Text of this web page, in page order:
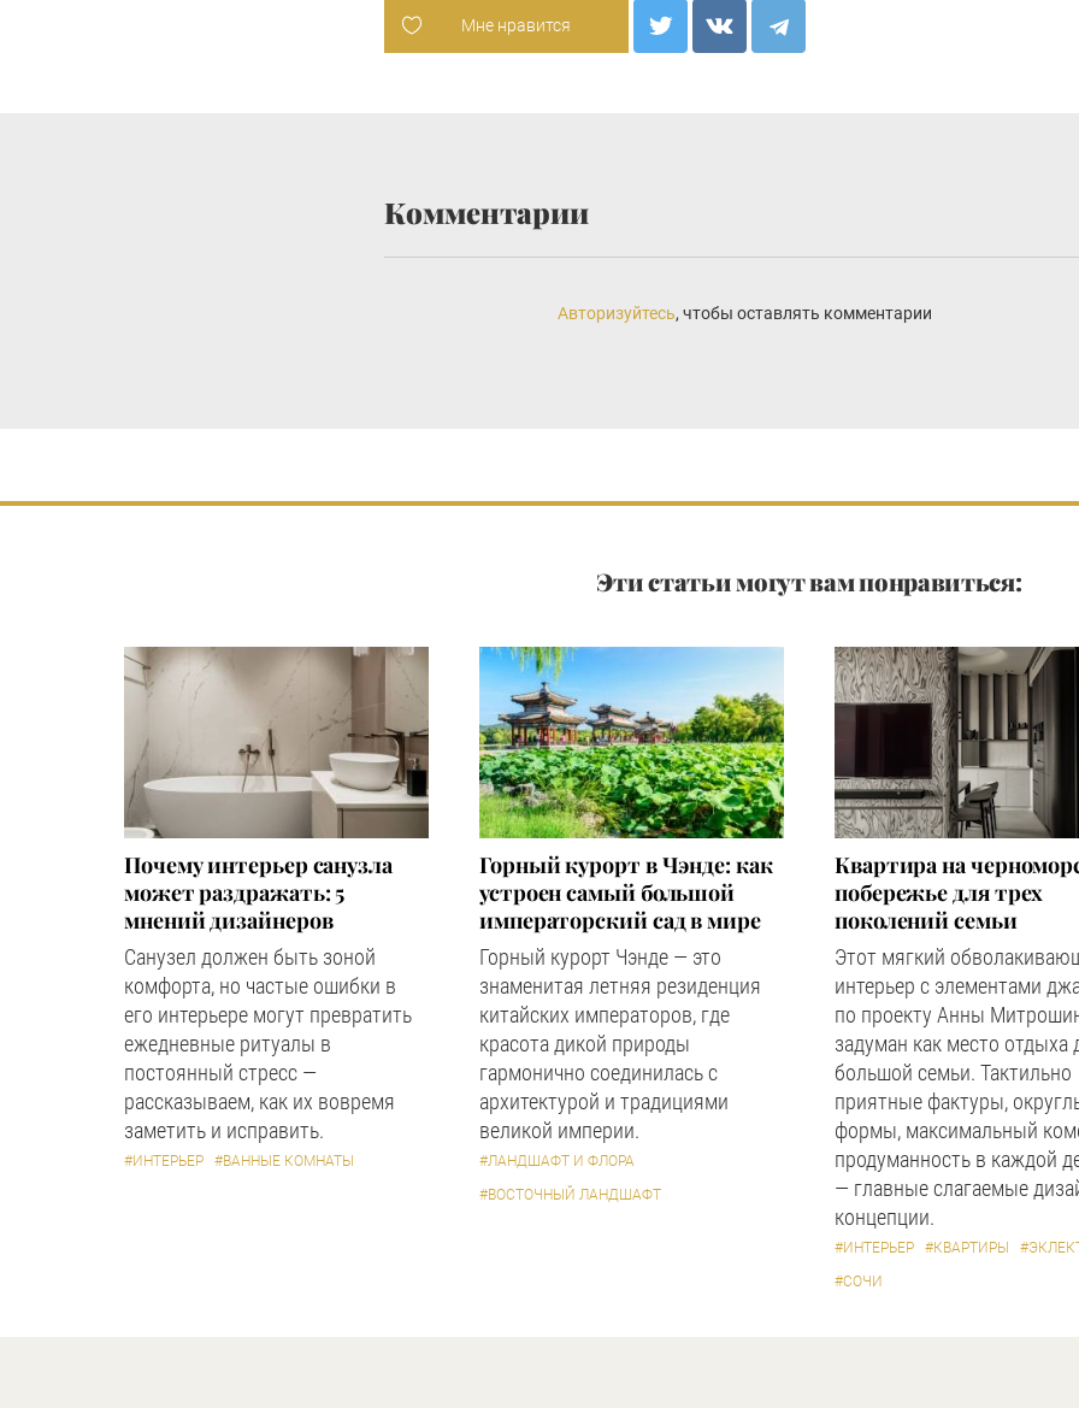
Мне нравится
Комментарии
Авторизуйтесь, чтобы оставлять комментарии
Эти статьи могут вам понравиться:
Почему интерьер санузла
может раздражать: 5
мнений дизайнеров
Санузел должен быть зоной
комфорта, но частые ошибки в
его интерьере могут превратить
ежедневные ритуалы в
постоянный стресс —
рассказываем, как их вовремя
заметить и исправить.
#ИНТЕРЬЕР #ВАННЫЕ КОМНАТЫ
Горный курорт в Чэнде: как
устроен самый большой
императорский сад в мире
Горный курорт Чэнде — это
знаменитая летняя резиденция
китайских императоров, где
красота дикой природы
гармонично соединилась с
архитектурой и традициями
великой империи.
#ЛАНДШАФТ И ФЛОРА
#ВОСТОЧНЫЙ ЛАНДШАФТ
Квартира на
побережье для трех
поколений семьи
Этот мягкий
интерьер с элементами
по проекту Анны
задуман как место отдыха
большой семьи. Тактильно
приятные фактуры,
формы, максимальный
продуманность в каждой
— главные слагаемые
концепции.
#ИНТЕРЬЕР #КВАРТИРЫ
#СОЧИ